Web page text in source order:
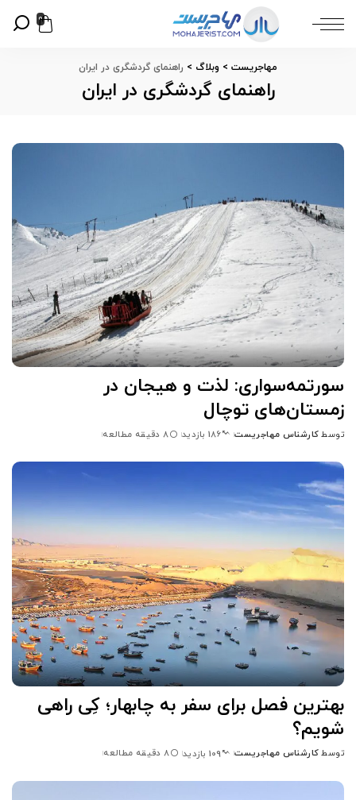
0
مهاجریست > وبلاگ > راهنمای گردشگری در ایران
راهنمای گردشگری در ایران
سورتمه‌سواری: لذت و هیجان در
زمستان‌های توچال
ارسال
توسط
توسط کارشناس مهاجریست 186 بازدید 8 دقیقه مطالعه
بهترین فصل برای سفر به چابهار؛ کِی راهی
شویم؟
ارسال
توسط
توسط کارشناس مهاجریست 109 بازدید 8 دقیقه مطالعه